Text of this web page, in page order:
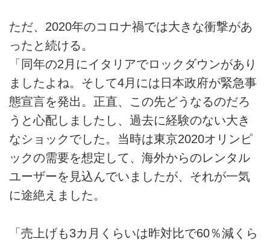
ただ、2020年のコロナ禍では大きな衝撃があ
ったと続ける。
「同年の2月にイタリアでロックダウンがあり
ましたよね。そして4月には日本政府が緊急事
態宣言を発出。正直、この先どうなるのだろ
うと心配しましたし、過去に経験のない大き
なショックでした。当時は東京2020オリンピ
ックの需要を想定して、海外からのレンタル
ユーザーを見込んでいましたが、それが一気
に途絶えました。
「売上げも3カ月くらいは昨対比で60％減くら